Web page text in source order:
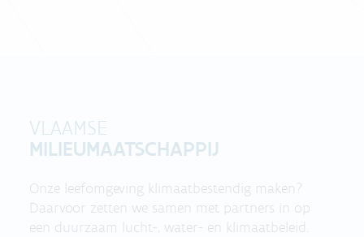
VLAAMSE
MILIEUMAATSCHAPPIJ
Onze leefomgeving klimaatbestendig maken?
Daarvoor zetten we samen met partners in op
een duurzaam lucht-, water- en klimaatbeleid.